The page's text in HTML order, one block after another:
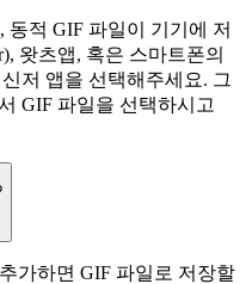
적 GIF 파일이 기기에 저
왓츠앱, 혹은 스마트폰의
저 앱을 선택해주세요. 그
GIF 파일을 선택하시고
가하면 GIF 파일로 저장할